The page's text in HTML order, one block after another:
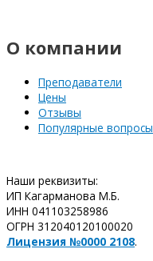
О компании
Преподаватели
Цены
Отзывы
Популярные вопросы
Наши реквизиты:
ИП Кагарманова М.Б.
ИНН 041103258986
ОГРН 312040120100020
Лицензия №0000 2108.